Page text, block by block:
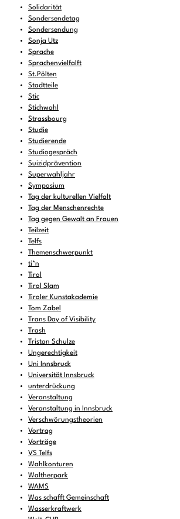
Solidarität
Sondersendetag
Sondersendung
Sonja Utz
Sprache
Sprachenvielfalft
St.Pölten
Stadtteile
Stic
Stichwahl
Strassbourg
Studie
Studierende
Studiogespräch
Suizidprävention
Superwahljahr
Symposium
Tag der kulturellen Vielfalt
Tag der Menschenrechte
Tag gegen Gewalt an Frauen
Teilzeit
Telfs
Themenschwerpunkt
ti*n
Tirol
Tirol Slam
Tiroler Kunstakademie
Tom Zabel
Trans Day of Visibility
Trash
Tristan Schulze
Ungerechtigkeit
Uni Innsbruck
Universität Innsbruck
unterdrückung
Veranstaltung
Veranstaltung in Innsbruck
Verschwörungstheorien
Vortrag
Vorträge
VS Telfs
Wahlkonturen
Waltherpark
WAMS
Was schafft Gemeinschaft
Wasserkraftwerk